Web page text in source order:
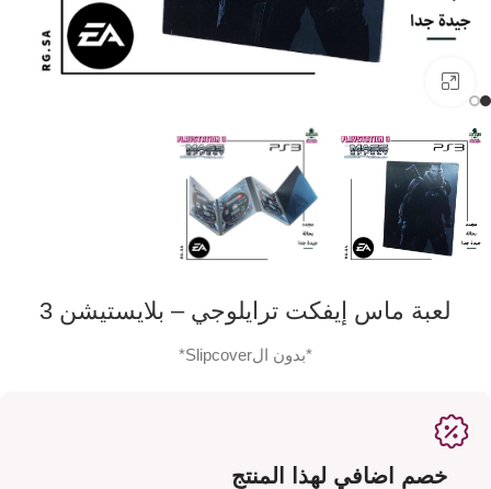
لعبة ماس إيفكت ترايلوجي – بلايستيشن 3
*بدون الSlipcover*
خصم اضافي لهذا المنتج